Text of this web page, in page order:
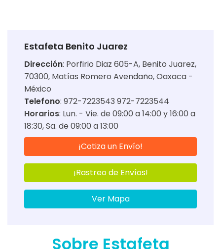
Estafeta Benito Juarez
Dirección: Porfirio Diaz 605-A, Benito Juarez,
70300, Matías Romero Avendaño, Oaxaca -
México
Telefono: 972-7223543 972-7223544
Horarios: Lun. - Vie. de 09:00 a 14:00 y 16:00 a
18:30 Sa. de 09:00 a 13:00
¡Cotiza un Envío!
¡Rastreo de Envíos!
Ver Mapa
Sobre Estafeta